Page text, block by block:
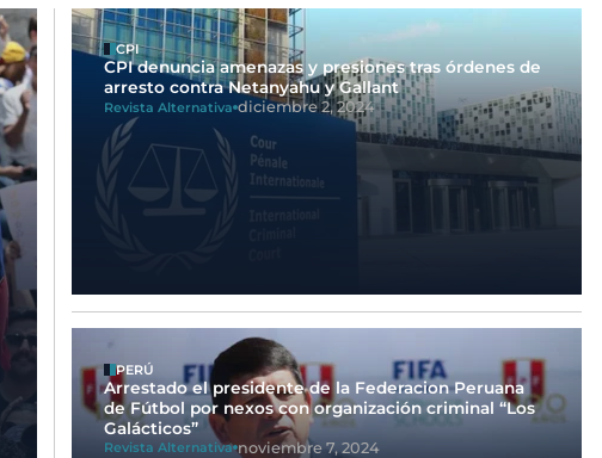
CPI
CPI denuncia amenazas y presiones tras órdenes de
arresto contra Netanyahu y Gallant
Revista Alternativa diciembre 2, 2024
PERÚ
Arrestado el presidente de la Federacion Peruana
de Fútbol por nexos con organización criminal “Los
Galácticos”
Revista Alternativa noviembre 7, 2024